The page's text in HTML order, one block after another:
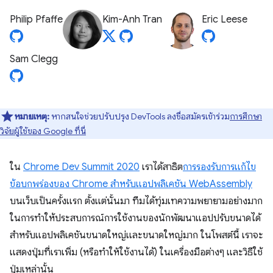
Philip Pfaffe Kim-Anh Tran Eric Leese
Sam Clegg
หมายเหตุ: หากสนใจช่วยปรับปรุง DevTools ลงชื่อสมัครเข้าร่วมการศึกษา
วิจัยผู้ใช้ของ Google ที่นี่
ใน Chrome Dev Summit 2020 เราได้สาธิตการรองรับการแก้ไข
ข้อบกพร่องของ Chrome สําหรับแอปพลิเคชัน WebAssembly
บนเว็บเป็นครั้งแรก ตั้งแต่นั้นมา ทีมได้ทุ่มเทความพยายามอย่างมาก
ในการทำให้ประสบการณ์การใช้งานของนักพัฒนาแอปปรับขนาดได้
สำหรับแอปพลิเคชันขนาดใหญ่และขนาดใหญ่มาก ในโพสต์นี้ เราจะ
แสดงปุ่มที่เราเพิ่ม (หรือทำให้ใช้งานได้) ในเครื่องมือต่างๆ และวิธีใช้
ปุ่มเหล่านั้น